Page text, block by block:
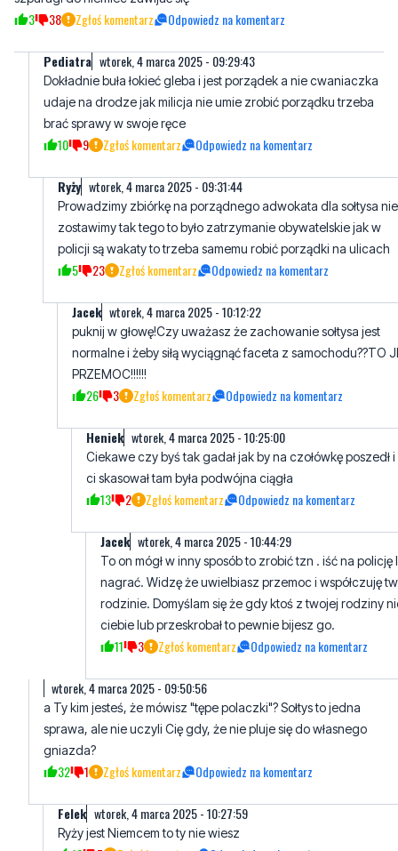
3 38 Zgłoś komentarz Odpowiedz na komentarz
Pediatra wtorek, 4 marca 2025 - 09:29:43
Dokładnie buła łokieć gleba i jest porządek a nie cwaniaczka
udaje na drodze jak milicja nie umie zrobić porządku trzeba
brać sprawy w swoje ręce
10 9 Zgłoś komentarz Odpowiedz na komentarz
Ryży wtorek, 4 marca 2025 - 09:31:44
Prowadzimy zbiórkę na porządnego adwokata dla sołtysa nie
zostawimy tak tego to było zatrzymanie obywatelskie jak w
policji są wakaty to trzeba samemu robić porządki na ulicach
5 23 Zgłoś komentarz Odpowiedz na komentarz
Jacek wtorek, 4 marca 2025 - 10:12:22
puknij w głowę!Czy uważasz że zachowanie sołtysa jest
normalne i żeby siłą wyciągnąć faceta z samochodu??TO
PRZEMOC!!!!!!
26 3 Zgłoś komentarz Odpowiedz na komentarz
Heniek wtorek, 4 marca 2025 - 10:25:00
Ciekawe czy byś tak gadał jak by na czołówkę poszedł
ci skasował tam była podwójna ciągła
13 2 Zgłoś komentarz Odpowiedz na komentarz
Jacek wtorek, 4 marca 2025 - 10:44:29
To on mógł w inny sposób to zrobić tzn . iść na policję
nagrać. Widzę że uwielbiasz przemoc i współczuję
rodzinie. Domyślam się że gdy ktoś z twojej rodziny
ciebie lub przeskrobał to pewnie bijesz go.
11 3 Zgłoś komentarz Odpowiedz na komentarz
wtorek, 4 marca 2025 - 09:50:56
a Ty kim jesteś, że mówisz "tępe polaczki"? Sołtys to jedna
sprawa, ale nie uczyli Cię gdy, że nie pluje się do własnego
gniazda?
32 1 Zgłoś komentarz Odpowiedz na komentarz
Felek wtorek, 4 marca 2025 - 10:27:59
Ryży jest Niemcem to ty nie wiesz